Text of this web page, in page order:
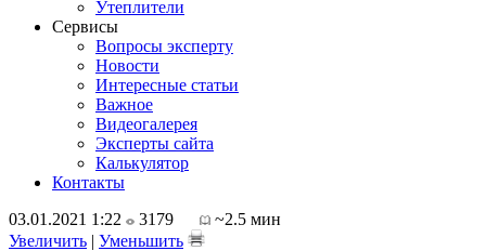
Утеплители
Сервисы
Вопросы эксперту
Новости
Интересные статьи
Важное
Видеогалерея
Эксперты сайта
Калькулятор
Контакты
03.01.2021 1:22
3179
~2.5 мин
Увеличить | Уменьшить